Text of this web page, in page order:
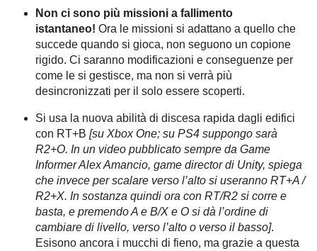
Non ci sono più missioni a fallimento
istantaneo! Ora le missioni si adattano a quello che
succede quando si gioca, non seguono un copione
rigido. Ci saranno modificazioni e conseguenze per
come le si gestisce, ma non si verrà più
desincronizzati per il solo essere scoperti.
Si usa la nuova abilità di discesa rapida dagli edifici
con RT+B [su Xbox One; su PS4 suppongo sarà
R2+O. In un video pubblicato sempre da Game
Informer Alex Amancio, game director di Unity, spiega
che invece per scalare verso l’alto si useranno RT+A /
R2+X. In sostanza quindi ora con RT/R2 si corre e
basta, e premendo A e B/X e O si dà l’ordine di
cambiare di livello, verso l’alto o verso il basso].
Esisono ancora i mucchi di fieno, ma grazie a questa